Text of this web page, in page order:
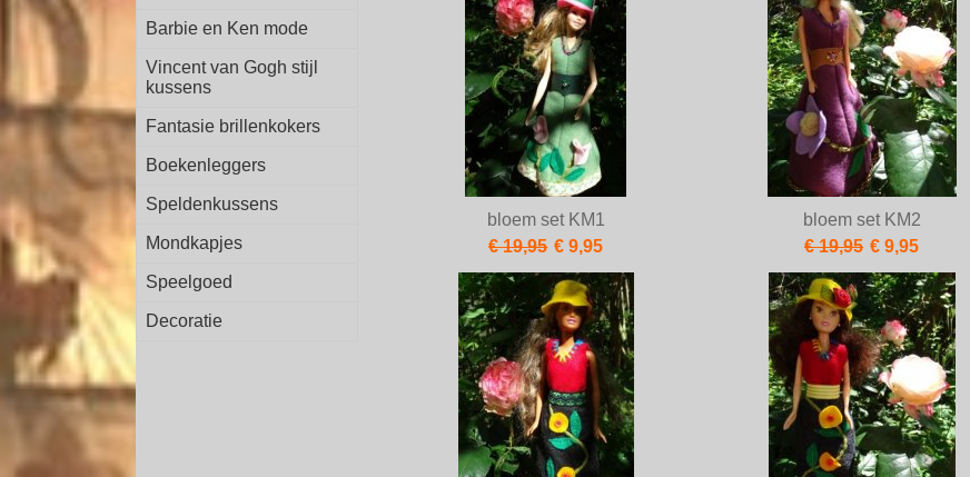
Barbie en Ken mode
Vincent van Gogh stijl
kussens
Fantasie brillenkokers
Boekenleggers
Speldenkussens
Mondkapjes
Speelgoed
Decoratie
bloem set KM1
€ 19,95 € 9,95
bloem set KM2
€ 19,95 € 9,95